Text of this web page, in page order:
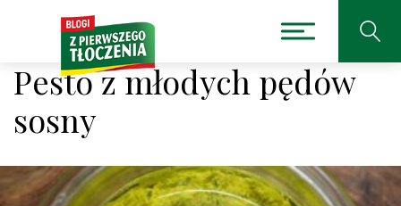
Pesto z młodych pędów
sosny